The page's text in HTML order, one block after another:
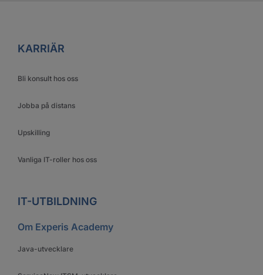
KARRIÄR
Bli konsult hos oss
Jobba på distans
Upskilling
Vanliga IT-roller hos oss
IT-UTBILDNING
Om Experis Academy
Java-utvecklare